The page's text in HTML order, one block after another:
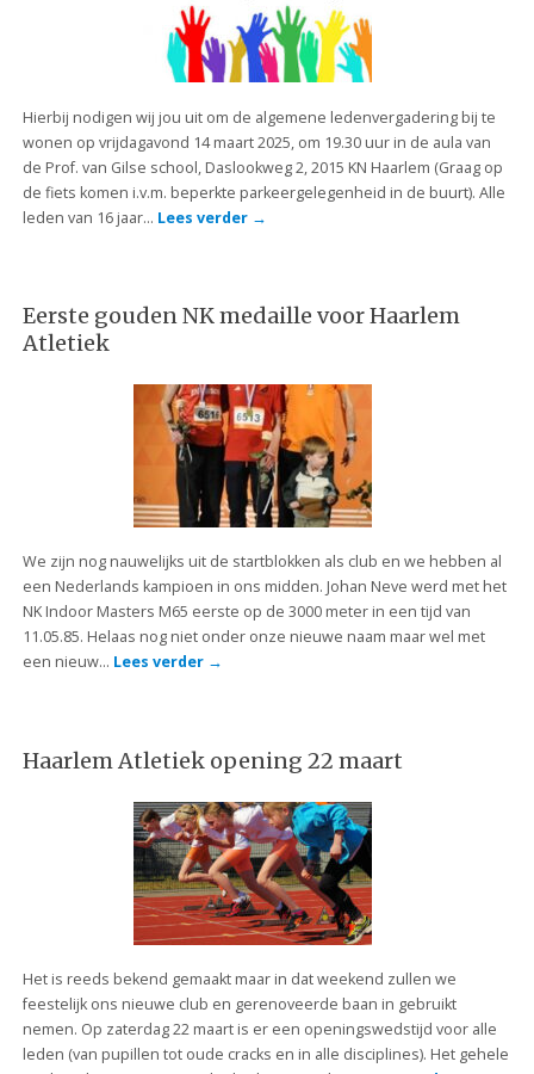
Hierbij nodigen wij jou uit om de algemene ledenvergadering bij te
wonen op vrijdagavond 14 maart 2025, om 19.30 uur in de aula van
de Prof. van Gilse school, Daslookweg 2, 2015 KN Haarlem (Graag op
de fiets komen i.v.m. beperkte parkeergelegenheid in de buurt). Alle
leden van 16 jaar… Lees verder →
Eerste gouden NK medaille voor Haarlem
Atletiek
We zijn nog nauwelijks uit de startblokken als club en we hebben al
een Nederlands kampioen in ons midden. Johan Neve werd met het
NK Indoor Masters M65 eerste op de 3000 meter in een tijd van
11.05.85. Helaas nog niet onder onze nieuwe naam maar wel met
een nieuw… Lees verder →
Haarlem Atletiek opening 22 maart
Het is reeds bekend gemaakt maar in dat weekend zullen we
feestelijk ons nieuwe club en gerenoveerde baan in gebruikt
nemen. Op zaterdag 22 maart is er een openingswedstijd voor alle
leden (van pupillen tot oude cracks en in alle disciplines). Het gehele